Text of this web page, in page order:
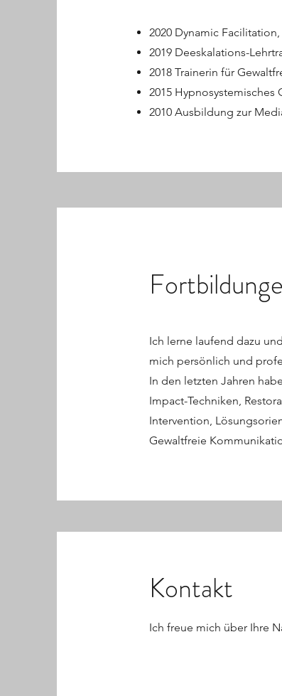
2020 Dynamic
2019 Deeskalations-
2018 Trainerin für
2015 Hypnosystemisches
2010 Ausbildung zur
Ich lerne laufend dazu
mich persönlich und
In den letzten Jahren
Impact-Techniken,
Intervention,
Gewaltfreie
Kontakt
Ich freue mich über Ihre